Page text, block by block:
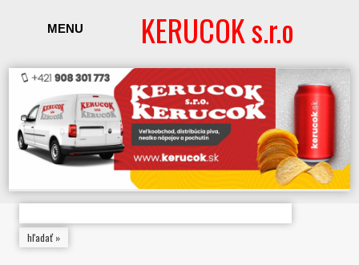
MENU KERUCOK s.r.o